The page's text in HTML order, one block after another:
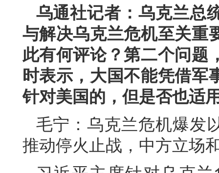
乌通社记者：乌克兰总
与解决乌克兰危机至关重
此有何评论？第二个问题
时表示，大国不能凭借军
针对美国的，但是否也适
毛宁：乌克兰危机爆发
推动停火止战，中方立场